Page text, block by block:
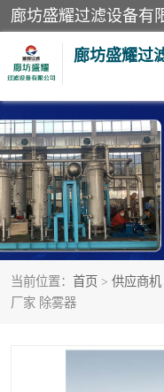
廊坊盛耀过
当前位置： 首页 > 供应商机
厂家 除雾器
二氧化碳过滤器
液氨氨气过滤器
天然气过滤器
甲醇过滤器